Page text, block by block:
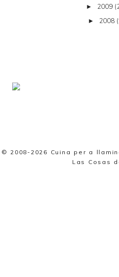
► 2009
► 2008
© 2008-2026 Cuina per a
Las Cosas